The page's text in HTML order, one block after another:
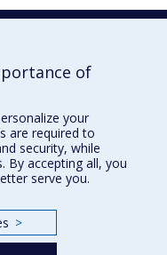
de
of
your
are required to
security, while
By accepting all, you
serve you.
>